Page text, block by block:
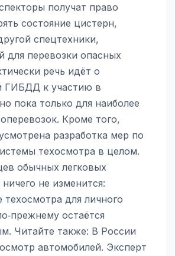
получат право
состояние цистерн,
спецтехники,
для перевозки опасных
речь идёт о
ГИБДД к участию в
пока только для наиболее
Кроме того,
разработка мер по
техосмотра в целом.
обычных легковых
не изменится:
для личного
остаётся
Читайте также: В России
автомобилей. Эксперт